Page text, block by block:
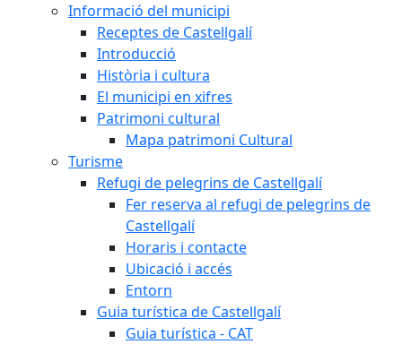
Informació del municipi
Receptes de Castellgalí
Introducció
Història i cultura
El municipi en xifres
Patrimoni cultural
Mapa patrimoni Cultural
Turisme
Refugi de pelegrins de Castellgalí
Fer reserva al refugi de pelegrins de
Castellgalí
Horaris i contacte
Ubicació i accés
Entorn
Guia turística de Castellgalí
Guia turística - CAT